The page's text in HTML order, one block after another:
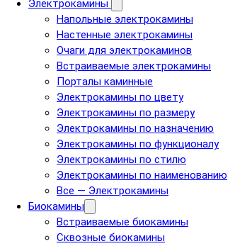
Электрокамины
Напольные электрокамины
Настенные электрокамины
Очаги для электрокаминов
Встраиваемые электрокамины
Порталы каминные
Электрокамины по цвету
Электрокамины по размеру
Электрокамины по назначению
Электрокамины по функционалу
Электрокамины по стилю
Электрокамины по наименованию
Все — Электрокамины
Биокамины
Встраиваемые биокамины
Сквозные биокамины